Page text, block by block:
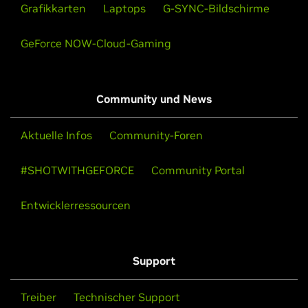
Grafikkarten Laptops G-SYNC-Bildschirme
GeForce NOW-Cloud-Gaming
Community und News
Aktuelle Infos Community-Foren
#SHOTWITHGEFORCE Community Portal
Entwicklerressourcen
Support
Treiber Technischer Support